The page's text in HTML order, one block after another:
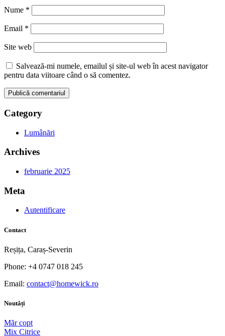
Nume *
Email *
Site web
Salvează-mi numele, emailul și site-ul web în acest navigator
pentru data viitoare când o să comentez.
Category
Lumânări
Archives
februarie 2025
Meta
Autentificare
Contact
Reșița, Caraș-Severin
Phone: +4 0747 018 245
Email: contact@homewick.ro
Noutăți
Măr copt
Mix Citrice